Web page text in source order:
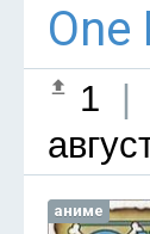
1
аниме